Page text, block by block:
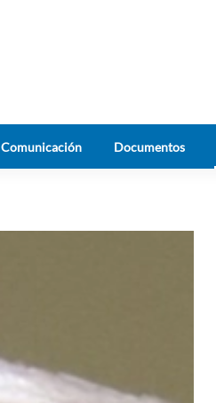
Comunicación Documentos